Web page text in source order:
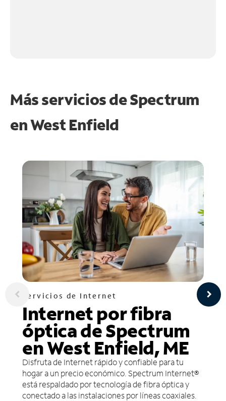
Más servicios de Spectrum
enWest Enfield
Servicios de Internet
Internet por fibra
óptica de Spectrum
en West Enfield, ME
Disfruta de Internet rápido y confiable para tu
hogar a un precio económico. Spectrum Internet®
está respaldado por tecnología de fibra óptica y
conectado a las instalaciones por líneas coaxiales.